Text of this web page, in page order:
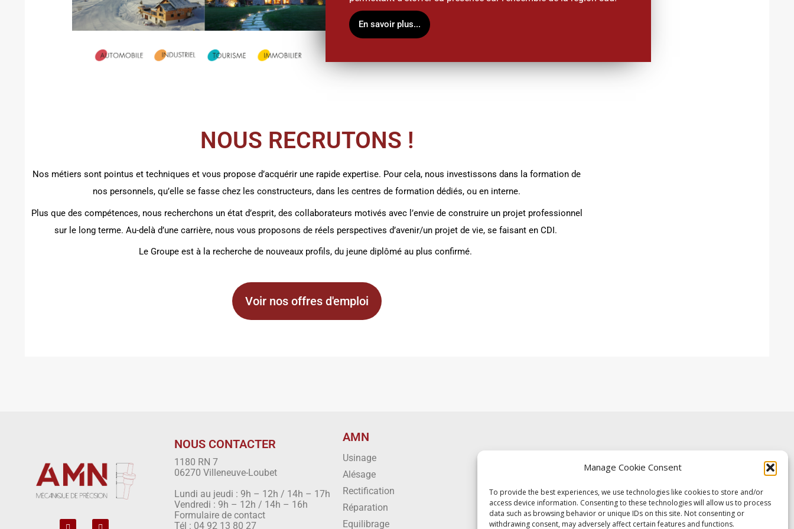
Manage Cookie Consent
To provide the best experiences, we use technologies like cookies to store and/or
access device information. Consenting to these technologies will allow us to process
data such as browsing behavior or unique IDs on this site. Not consenting or
withdrawing consent, may adversely affect certain features and functions.
En savoir plus...
NOUS RECRUTONS !
Nos métiers sont pointus et techniques et vous propose d’acquérir une rapide expertise. Pour cela, nous investissons dans la formation de
nos personnels, qu’elle se fasse chez les constructeurs, dans les centres de formation dédiés, ou en interne.
Plus que des compétences, nous recherchons un état d’esprit, des collaborateurs motivés avec l’envie de construire un projet professionnel
sur le long terme. Au-delà d’une carrière, nous vous proposons de réels perspectives d’avenir/un projet de vie, se faisant en CDI.
Le Groupe est à la recherche de nouveaux profils, du jeune diplômé au plus confirmé.
Voir nos offres d'emploi
NOUS CONTACTER
1180 RN 7
06270 Villeneuve-Loubet
Lundi au jeudi : 9h – 12h / 14h – 17h
Vendredi : 9h – 12h / 14h – 16h
Formulaire de contact
Tél : 04 92 13 80 27
AMN
Usinage
Alésage
Rectification
Réparation
Equilibrage